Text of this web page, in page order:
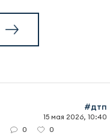
#дтп
15 мая 2026, 10:40
0 0